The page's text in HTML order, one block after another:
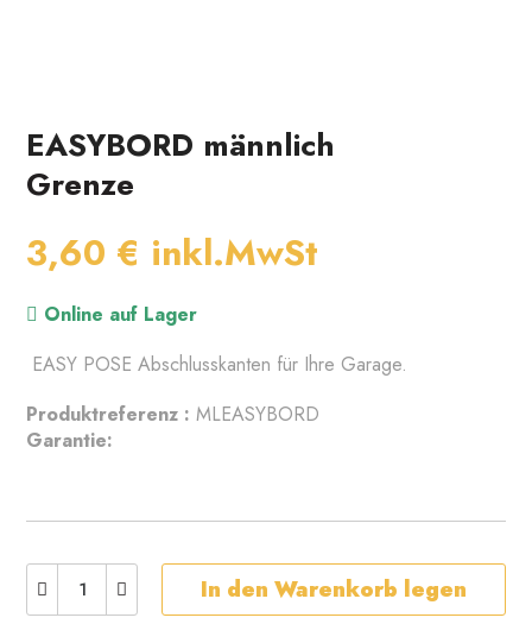
EASYBORD männlich
Grenze
3,60 € inkl.MwSt
Online auf Lager
Produktreferenz : MLEASYBORD
Garantie:
In den Warenkorb legen